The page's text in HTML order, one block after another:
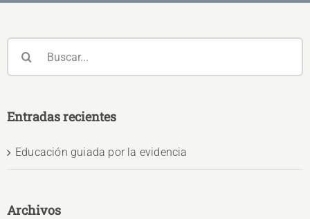
Entradas recientes
Educación guiada por la evidencia
Archivos